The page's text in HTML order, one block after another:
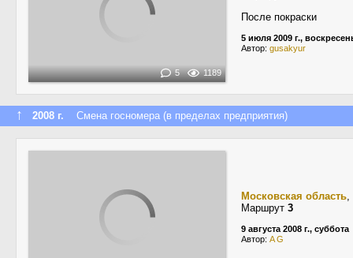
5 1189
После покраски
5 июля 2009 г.,
Автор: gusakyur
↑ 2008 г. Смена госномера (в пределах предприятия)
Московская область,
Маршрут 3
9 августа 2008 г., суббота
Автор: A G